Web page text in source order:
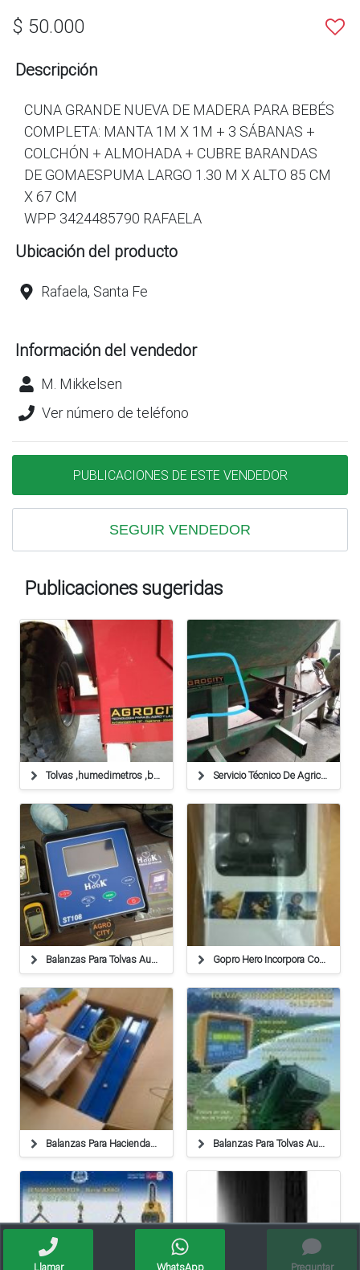
$ 50.000
Descripción
CUNA GRANDE NUEVA DE MADERA PARA BEBÉS
COMPLETA: MANTA 1M X 1M + 3 SÁBANAS +
COLCHÓN + ALMOHADA + CUBRE BARANDAS
DE GOMAESPUMA LARGO 1.30 M X ALTO 85 CM
X 67 CM
WPP 3424485790 RAFAELA
Ubicación del producto
Rafaela, Santa Fe
Información del vendedor
M. Mikkelsen
Ver número de teléfono
PUBLICACIONES DE ESTE VENDEDOR
SEGUIR VENDEDOR
Publicaciones sugeridas
Tolvas ,humedimetros ,balanzas ,cables Servicio Técnico De Agricultura De Precisión,balanzas
Balanzas Para Tolvas Autodescargables De 1, 2 Y 3 Ejes Gopro Hero Incorpora Conectividad Wifi A Su Modelo Más
Balanzas Para Haciendas,tolvas,plataforma,industriales Balanzas Para Tolvas Autodescargables De 1, 2 Y 3 Ejes
Llamar WhatsApp Preguntar